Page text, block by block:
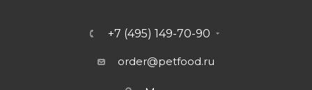
+7 (495) 149-70-90
order@petfood.ru